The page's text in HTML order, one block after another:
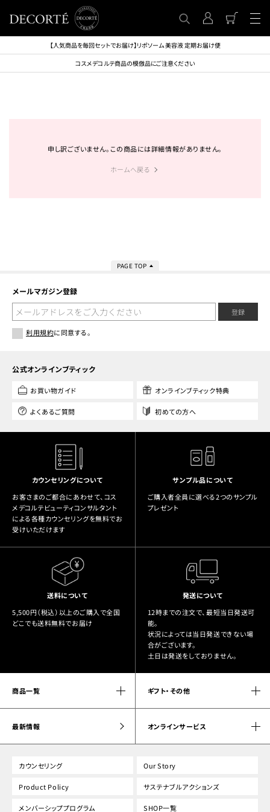
【人気商品を毎回セットでお届け】リポソーム 美容液 定期お届け便
コスメデコルテ商品の模倣品にご注意ください
申し訳ございません。この商品には詳細情報がありません。
ホームへ戻る
PAGE TOP
メールマガジン登録
登録
利用規約に同意する。
公式オンラインブティック
お買い物ガイド オンラインブティック特典
よくあるご質問 初めての方へ
カウンセリングについて
お客さまのご都合にあわせて、コス
メデコルテビューティコンサルタント
による各種カウンセリングを無料でお
受けいただけます
サンプル品について
ご購入者全員に選べる2つのサンプル
プレゼント
送料について
5,500円（税込）以上のご購入で全国
どこでも送料無料でお届け
発送について
12時までの注文で、最短当日発送可
能。
状況によっては当日発送できない場
合がございます。
土日は発送をしておりません。
商品一覧 ギフト・その他
最新情報 オンラインサービス
カウンセリング Our Story
Product Policy サステナブルアクションズ
メンバーシッププログラム SHOP一覧